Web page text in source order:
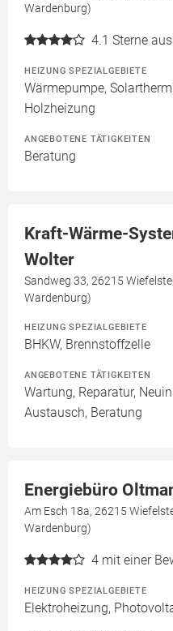
Wardenburg)
4.1 Sterne
HEIZUNG SPEZIALGEBIETE
Wärmepumpe,
Holzheizung
ANGEBOTENE TÄTIGKEITEN
Beratung
Kraft-Wärme-
Wolter
Sandweg 33, 26215
Wardenburg)
HEIZUNG SPEZIALGEBIETE
BHKW, Brennstoffzelle
ANGEBOTENE TÄTIGKEITEN
Wartung, Reparatur,
Austausch, Beratung
Energiebüro
Am Esch 18a, 26215
Wardenburg)
4 mit einer
HEIZUNG SPEZIALGEBIETE
Elektroheizung,